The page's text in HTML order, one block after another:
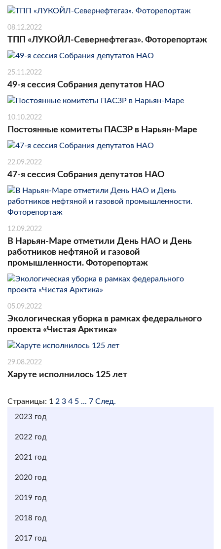
08.12.2022
ТПП «ЛУКОЙЛ-Севернефтегаз». Фоторепортаж
25.11.2022
49-я сессия Собрания депутатов НАО
10.10.2022
Постоянные комитеты ПАСЗР в Нарьян-Маре
22.09.2022
47-я сессия Собрания депутатов НАО
12.09.2022
В Нарьян-Маре отметили День НАО и День
работников нефтяной и газовой
промышленности. Фоторепортаж
05.09.2022
Экологическая уборка в рамках федерального
проекта «Чистая Арктика»
29.08.2022
Харуте исполнилось 125 лет
Страницы: 1 2 3 4 5 ... 7 След.
2023 год
2022 год
2021 год
2020 год
2019 год
2018 год
2017 год